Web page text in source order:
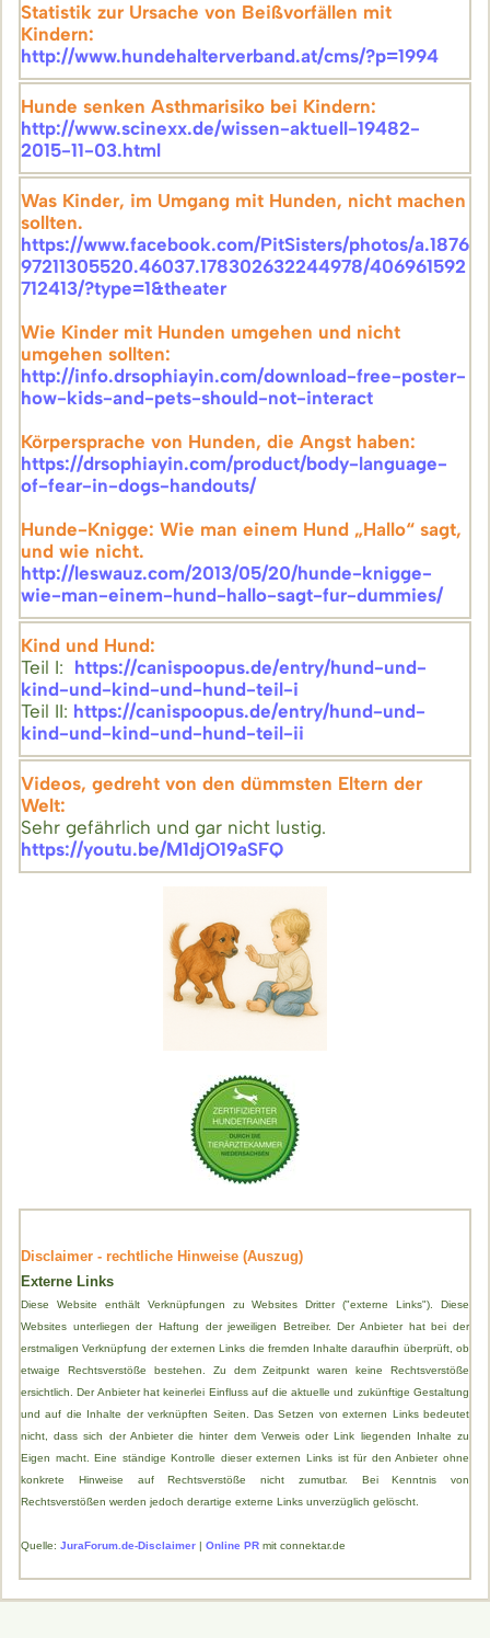
Statistik zur Ursache von Beißvorfällen mit
Kindern:
http://www.hundehalterverband.at/cms/?p=1994
Hunde senken Asthmarisiko bei Kindern:
http://www.scinexx.de/wissen-aktuell-19482-
2015-11-03.html
Was Kinder, im Umgang mit Hunden, nicht machen
sollten.
https://www.facebook.com/PitSisters/photos/a.1876
97211305520.46037.178302632244978/406961592
712413/?type=1&theater
Wie Kinder mit Hunden umgehen und nicht
umgehen sollten:
http://info.drsophiayin.com/download-free-poster-
how-kids-and-pets-should-not-interact
Körpersprache von Hunden, die Angst haben:
https://drsophiayin.com/product/body-language-
of-fear-in-dogs-handouts/
Hunde-Knigge: Wie man einem Hund „Hallo“ sagt,
und wie nicht.
http://leswauz.com/2013/05/20/hunde-knigge-
wie-man-einem-hund-hallo-sagt-fur-dummies/
Kind und Hund:
Teil I: https://canispoopus.de/entry/hund-und-
kind-und-kind-und-hund-teil-i
Teil II: https://canispoopus.de/entry/hund-und-
kind-und-kind-und-hund-teil-ii
Videos, gedreht von den dümmsten Eltern der
Welt:
Sehr gefährlich und gar nicht lustig.
https://youtu.be/M1djO19aSFQ
Disclaimer - rechtliche Hinweise (Auszug)
Externe Links
Diese Website enthält Verknüpfungen zu Websites Dritter ("externe Links"). Diese
Websites unterliegen der Haftung der jeweiligen Betreiber. Der Anbieter hat bei der
erstmaligen Verknüpfung der externen Links die fremden Inhalte daraufhin überprüft, ob
etwaige Rechtsverstöße bestehen. Zu dem Zeitpunkt waren keine Rechtsverstöße
ersichtlich. Der Anbieter hat keinerlei Einfluss auf die aktuelle und zukünftige Gestaltung
und auf die Inhalte der verknüpften Seiten. Das Setzen von externen Links bedeutet
nicht, dass sich der Anbieter die hinter dem Verweis oder Link liegenden Inhalte zu
Eigen macht. Eine ständige Kontrolle dieser externen Links ist für den Anbieter ohne
konkrete Hinweise auf Rechtsverstöße nicht zumutbar. Bei Kenntnis von
Rechtsverstößen werden jedoch derartige externe Links unverzüglich gelöscht.
Quelle: JuraForum.de-Disclaimer Online PR mit connektar.de